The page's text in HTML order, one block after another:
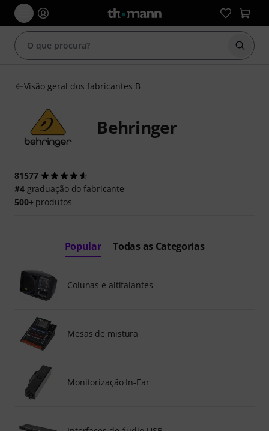
Iniciar
Visão geral dos fabricantes B
Behringer
81577
#4graduação do fabricante
500+produtos
Popular Todas as Categorias
Colunas e altifalantes
Mesas de mistura
Monitorização In-Ear